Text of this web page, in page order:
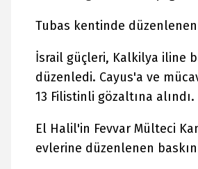
Tubas kentinde
İsrail güçleri, Kalkilya iline
düzenledi. Cayus'a ve
13 Filistinli gözaltına alındı.
El Halil'in Fevvar Mülteci
evlerine düzenlenen